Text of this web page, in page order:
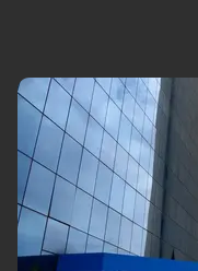
Agronegócios
Brasil
Brasil Mineral
Ciência &
Tecnologia
Cinema
Cultura